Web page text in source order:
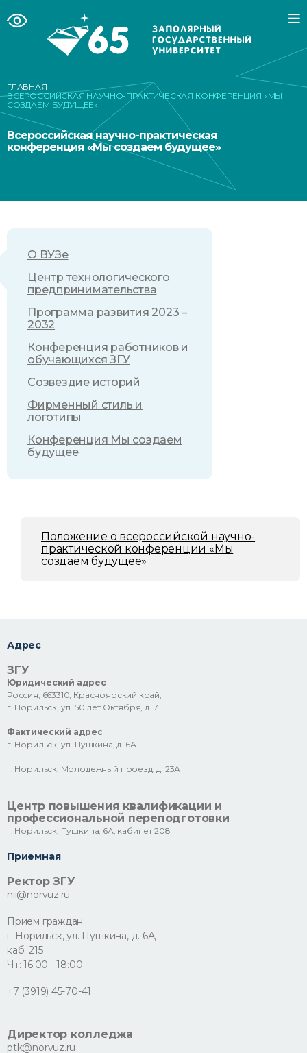
ГЛАВНАЯ
—
ВСЕРОССИЙСКАЯ НАУЧНО-ПРАКТИЧЕСКАЯ КОНФЕРЕНЦИЯ «МЫ
СОЗДАЕМ БУДУЩЕЕ»
Всероссийская научно-практическая
конференция «Мы создаем будущее»
О ВУЗе
Центр технологического
предпринимательства
Программа развития 2023 –
2032
Конференция работников и
обучающихся ЗГУ
Созвездие историй
Фирменный стиль и
логотипы
Конференция Мы создаем
будущее
Положение о всероссийской научно-
практической конференции «Мы
создаем будущее»
Адрес
ЗГУ
Юридический адрес
Россия, 663310, Красноярский край,
г. Норильск, ул. 50 лет Октября, д. 7
Фактический адрес
г. Норильск, ул. Пушкина, д. 6А
г. Норильск, Молодежный проезд, д. 23А
Центр повышения квалификации и
профессиональной переподготовки
г. Норильск, Пушкина, 6А, кабинет 208
Приемная
Ректор ЗГУ
nii@norvuz.ru
Прием граждан:
г. Норильск, ул. Пушкина, д. 6А,
каб. 215
Чт: 16:00 - 18:00
+7 (3919) 45-70-41
Директор колледжа
ptk@norvuz.ru